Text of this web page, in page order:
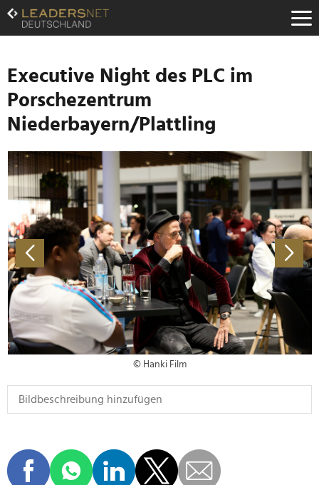
Zum
Inhalt
Zur
Navigation
Zur
Hauptnavigation
Executive Night des PLC im
Porschezentrum
Niederbayern/Plattling
© Hanki Film